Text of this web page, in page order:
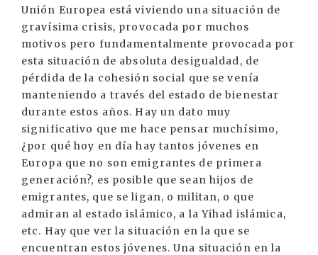
Unión Europea está viviendo una situación de
gravísima crisis, provocada por muchos
motivos pero fundamentalmente provocada por
esta situación de absoluta desigualdad, de
pérdida de la cohesión social que se venía
manteniendo a través del estado de bienestar
durante estos años. Hay un dato muy
significativo que me hace pensar muchísimo,
¿por qué hoy en día hay tantos jóvenes en
Europa que no son emigrantes de primera
generación?, es posible que sean hijos de
emigrantes, que se ligan, o militan, o que
admiran al estado islámico, a la Yihad islámica,
etc. Hay que ver la situación en la que se
encuentran estos jóvenes. Una situación en la